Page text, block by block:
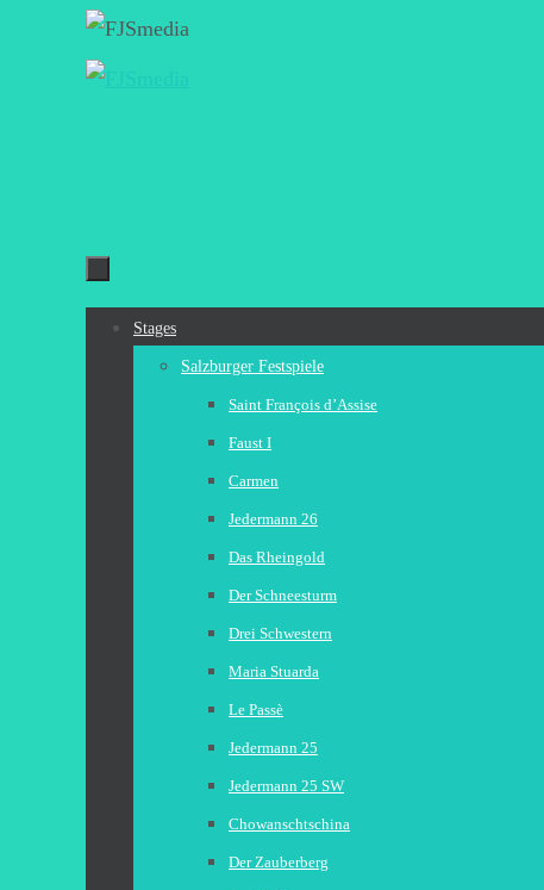
Zum
Stages
Salzburger Festspiele
Saint François d’Assise
Faust I
Carmen
Jedermann 26
Das Rheingold
Der Schneesturm
Drei Schwestern
Maria Stuarda
Le Passè
Jedermann 25
Jedermann 25 SW
Chowanschtschina
Der Zauberberg